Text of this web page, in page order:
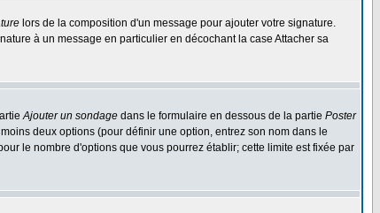
lors de la composition d'un message pour ajouter votre signature.
à un message en particulier en décochant la case Attacher sa
Ajouter un sondage dans le formulaire en dessous de la partie Poster
deux options (pour définir une option, entrez son nom dans le
le nombre d'options que vous pourrez établir; cette limite est fixée par